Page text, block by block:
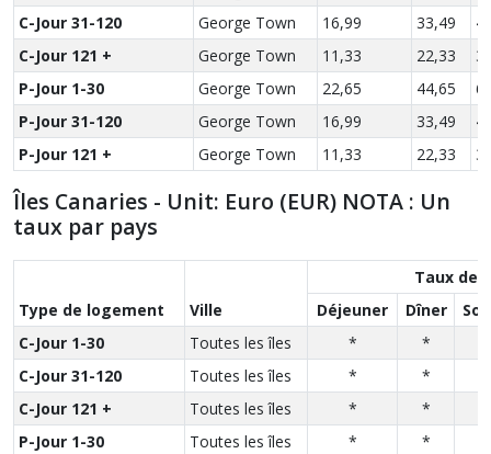
C-Jour 31-120
George Town 16,99 33,49
C-Jour 121 +
George Town 11,33 22,33
P-Jour 1-30
George Town 22,65 44,65
P-Jour 31-120
George Town 16,99 33,49
P-Jour 121 +
George Town 11,33 22,33
Îles Canaries - Unit: Euro (EUR) NOTA : Un
taux par pays
Type de logement Ville
Taux
Déjeuner
Dîner
C-Jour 1-30
Toutes les îles * *
C-Jour 31-120
Toutes les îles * *
C-Jour 121 +
Toutes les îles * *
P-Jour 1-30
Toutes les îles * *